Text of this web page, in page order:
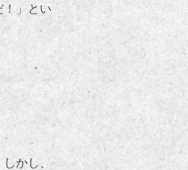
！」とい
かし、